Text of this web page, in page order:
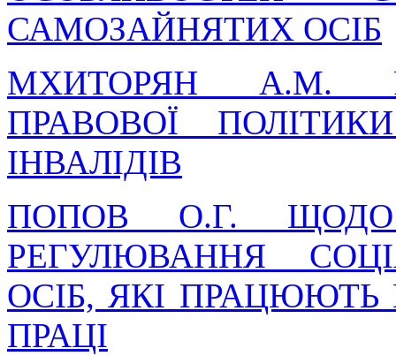
САМОЗАЙНЯТИХ ОСІБ
МХИТОРЯН А.М.
ПРАВОВОЇ
ІНВАЛІДІВ
ПОПОВ О.Г. ЩОДО
РЕГУЛЮВАННЯ
ОСІБ, ЯКІ
ПРАЦІ